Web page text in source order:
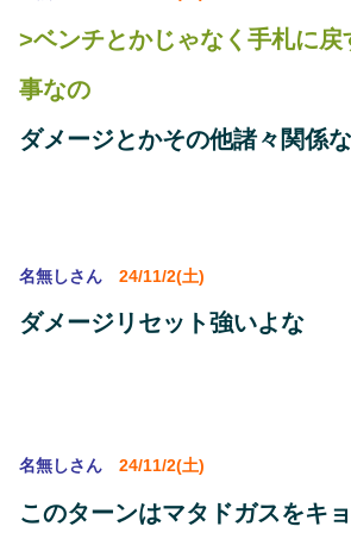
>ベンチとかじゃなく手札に戻
事なの
ダメージとかその他諸々関係
名無しさん 24/11/2(土)
ダメージリセット強いよな
名無しさん 24/11/2(土)
このターンはマタドガスをキ